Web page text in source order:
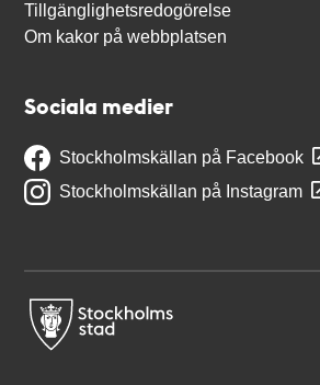
Tillgänglighetsredogörelse
Om kakor på webbplatsen
Sociala medier
Stockholmskällan på Facebook
Stockholmskällan på Instagram